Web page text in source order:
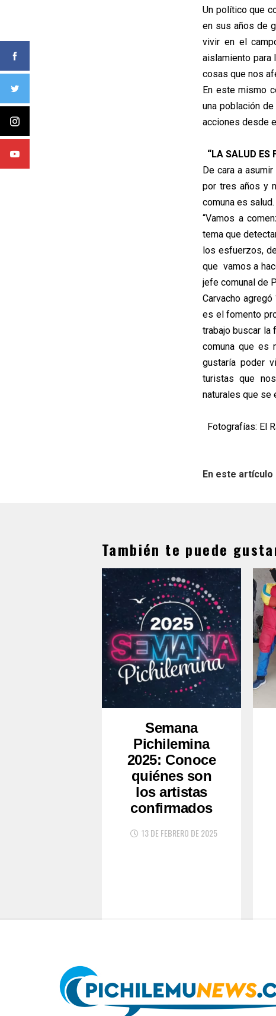
Un político que
en sus años de
vivir en el
aislamiento para
cosas que nos
En este mismo
una población
acciones desde
“LA SALUD ES
De cara a
por tres años y
comuna es salud.
“Vamos a
tema que
los esfuerzos,
que vamos a
jefe comunal de
Carvacho
es el fomento
trabajo buscar la
comuna que es
gustaría poder
turistas que
naturales que se
Fotografías: El
En este artículo
También te puede
Semana
Pichilemina
2025: Conoce
quiénes son
los artistas
confirmados
13 DE FEBRERO DE 2025